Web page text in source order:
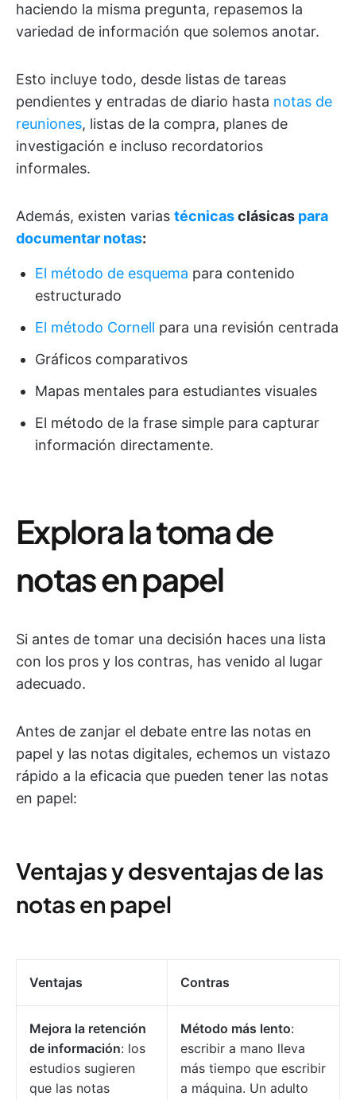
haciendo la misma pregunta, repasemos la
variedad de información que solemos anotar.
Esto incluye todo, desde listas de tareas
pendientes y entradas de diario hasta notas de
reuniones, listas de la compra, planes de
investigación e incluso recordatorios
informales.
Además, existen varias técnicasclásicas para
documentar notas:
El método de esquema para contenido
estructurado
El método Cornell para una revisión centrada
Gráficos comparativos
Mapas mentales para estudiantes visuales
El método de la frase simple para capturar
información directamente.
Explora la toma de
notas en papel
Si antes de tomar una decisión haces una lista
con los pros y los contras, has venido al lugar
adecuado.
Antes de zanjar el debate entre las notas en
papel y las notas digitales, echemos un vistazo
rápido a la eficacia que pueden tener las notas
en papel:
Ventajas y desventajas de las
notas en papel
Ventajas Contras
Mejora la retención
de información: los
estudios sugieren
que las notas
Método más lento:
escribir a mano lleva
más tiempo que escribir
a máquina. Un adulto